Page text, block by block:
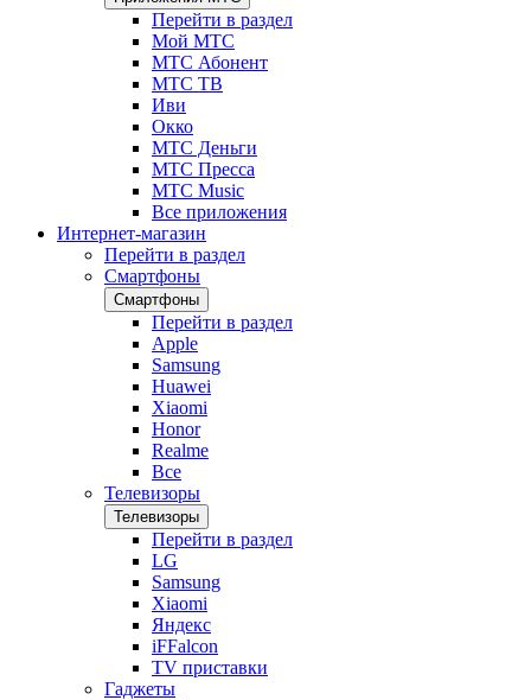
Перейти в раздел
Мой МТС
МТС Абонент
МТС ТВ
Иви
Окко
МТС Деньги
МТС Пресса
МТС Music
Все приложения
Интернет-магазин
Перейти в раздел
Смартфоны
Смартфоны
Перейти в раздел
Apple
Samsung
Huawei
Xiaomi
Honor
Realme
Все
Телевизоры
Телевизоры
Перейти в раздел
LG
Samsung
Xiaomi
Яндекс
iFFalcon
TV приставки
Гаджеты